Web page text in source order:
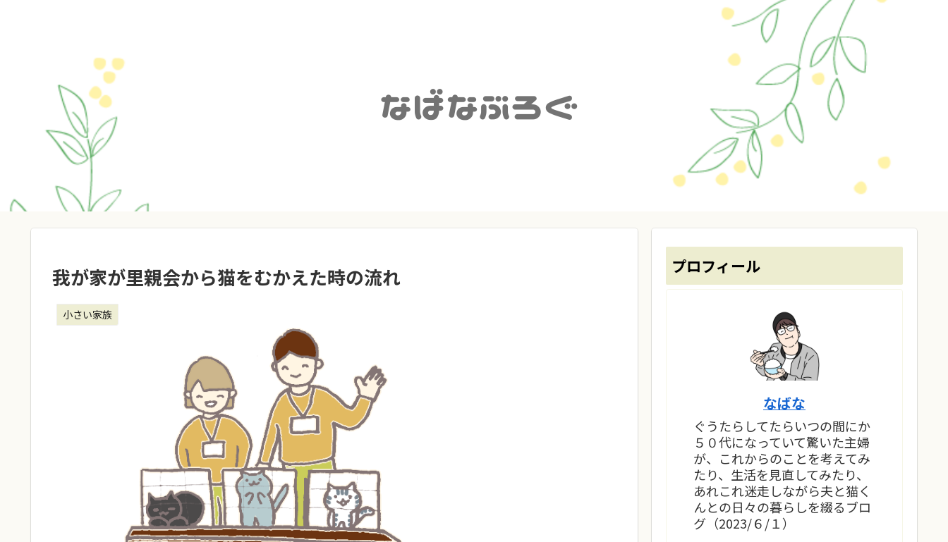
我が家が里親会から猫をむかえた時の流れ
小さい家族
プロフィール
なばな
ぐうたらしてたらいつの間にか
５０代になっていて驚いた主婦
が、これからのことを考えてみ
たり、生活を見直してみたり、
あれこれ迷走しながら夫と猫く
んとの日々の暮らしを綴るブロ
グ（2023/６/１）